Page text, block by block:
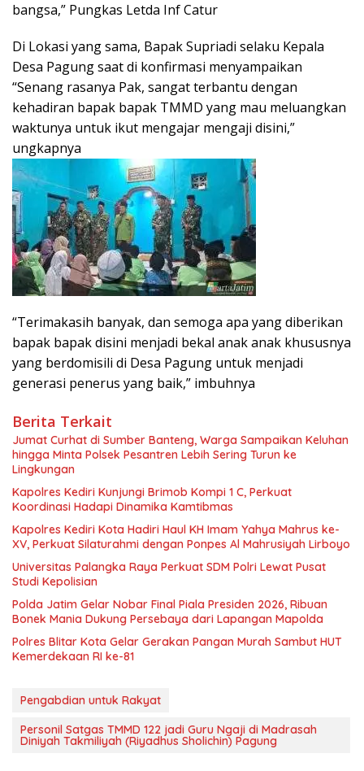
bangsa,” Pungkas Letda Inf Catur
Di Lokasi yang sama, Bapak Supriadi selaku Kepala
Desa Pagung saat di konfirmasi menyampaikan
“Senang rasanya Pak, sangat terbantu dengan
kehadiran bapak bapak TMMD yang mau meluangkan
waktunya untuk ikut mengajar mengaji disini,”
ungkapnya
“Terimakasih banyak, dan semoga apa yang diberikan
bapak bapak disini menjadi bekal anak anak khususnya
yang berdomisili di Desa Pagung untuk menjadi
generasi penerus yang baik,” imbuhnya
Berita Terkait
Jumat Curhat di Sumber Banteng, Warga Sampaikan Keluhan
hingga Minta Polsek Pesantren Lebih Sering Turun ke
Lingkungan
Kapolres Kediri Kunjungi Brimob Kompi 1 C, Perkuat
Koordinasi Hadapi Dinamika Kamtibmas
Kapolres Kediri Kota Hadiri Haul KH Imam Yahya Mahrus ke-
XV, Perkuat Silaturahmi dengan Ponpes Al Mahrusiyah Lirboyo
Universitas Palangka Raya Perkuat SDM Polri Lewat Pusat
Studi Kepolisian
Polda Jatim Gelar Nobar Final Piala Presiden 2026, Ribuan
Bonek Mania Dukung Persebaya dari Lapangan Mapolda
Polres Blitar Kota Gelar Gerakan Pangan Murah Sambut HUT
Kemerdekaan RI ke-81
Pengabdian untuk Rakyat
Personil Satgas TMMD 122 jadi Guru Ngaji di Madrasah
Diniyah Takmiliyah (Riyadhus Sholichin) Pagung